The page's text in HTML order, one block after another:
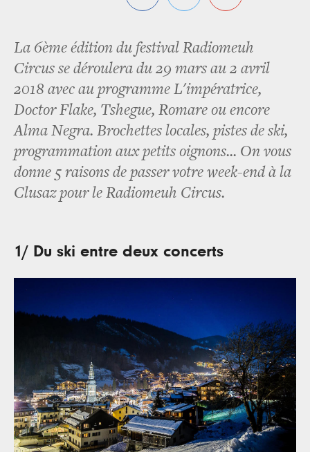
La 6ème édition du festival Radiomeuh
Circus se déroulera du 29 mars au 2 avril
2018 avec au programme L'impératrice,
Doctor Flake, Tshegue, Romare ou encore
Alma Negra. Brochettes locales, pistes de ski,
programmation aux petits oignons... On vous
donne 5 raisons de passer votre week-end à la
Clusaz pour le Radiomeuh Circus.
1/ Du ski entre deux concerts